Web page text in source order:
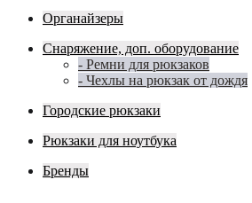
Органайзеры
Снаряжение, доп. оборудование
- Ремни для рюкзаков
- Чехлы на рюкзак от дождя
Городские рюкзаки
Рюкзаки для ноутбука
Бренды